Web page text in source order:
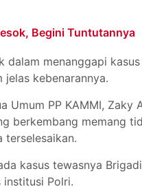
Begini Tuntutannya
dalam menanggapi
kebenarannya.
PP KAMMI, Zaky
berkembang memang
terselesaikan.
kasus tewasnya
institusi Polri.